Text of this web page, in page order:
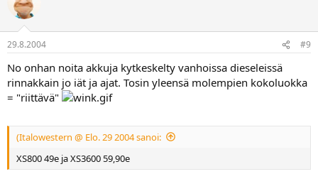
29.8.2004 #9
No onhan noita akkuja kytkeskelty vanhoissa dieseleissä
rinnakkain jo iät ja ajat. Tosin yleensä molempien kokoluokka
= "riittävä"
(Italowestern @ Elo. 29 2004 sanoi:
XS800 49e ja XS3600 59,90e